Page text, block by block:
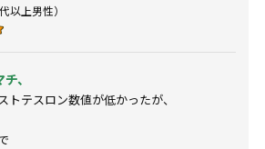
以上男性）
、
トテスロン数値が低かったが、